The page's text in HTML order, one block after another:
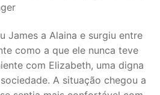
James a Alaina e surgiu entre
como a que ele nunca teve
com Elizabeth, uma digna
A situação chegou a